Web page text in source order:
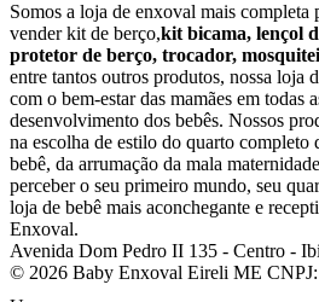
Somos a loja de enxoval mais completa
vender kit de berço,kit bicama, lençol
protetor de berço, trocador,
entre tantos outros produtos, nossa loja
com o bem-estar das mamães em todas
desenvolvimento dos bebês. Nossos
na escolha de estilo do quarto completo
bebê, da arrumação da mala
perceber o seu primeiro mundo, seu
loja de bebê mais aconchegante e
Enxoval.
Avenida Dom Pedro II 135 - Centro -
© 2026 Baby Enxoval Eireli ME CNPJ: